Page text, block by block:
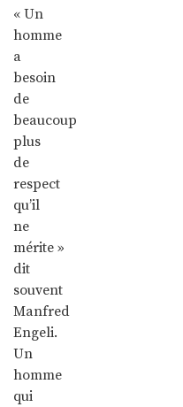
« Un
homme
a
besoin
de
beaucoup
plus
de
respect
qu’il
ne
mérite »
dit
souvent
Manfred
Engeli.
Un
homme
qui